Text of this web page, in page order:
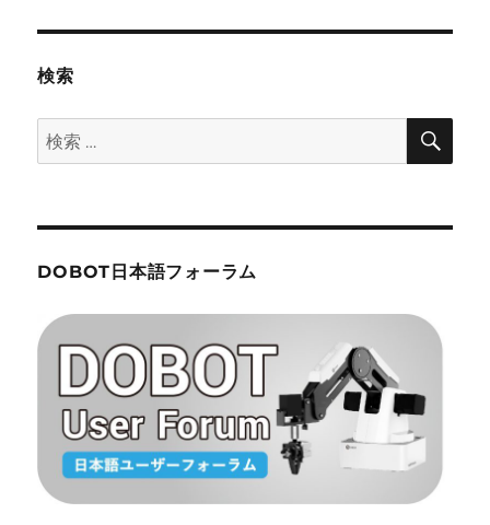
検索
検
索:
検
DOBOT日本語フォーラム